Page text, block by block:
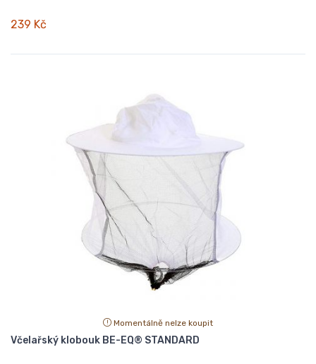
239 Kč
Momentálně nelze koupit
Včelařský klobouk BE-EQ® STANDARD